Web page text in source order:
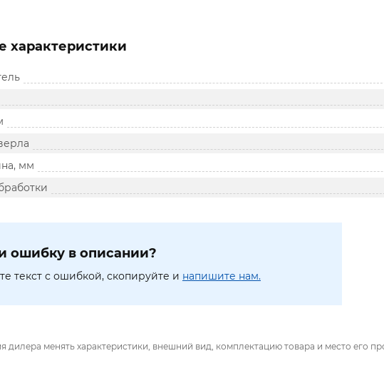
характеристики
мм
ошибку в описании?
текст с ошибкой, скопируйте и напишите нам.
дилера менять характеристики, внешний вид, комплектацию товара и место его